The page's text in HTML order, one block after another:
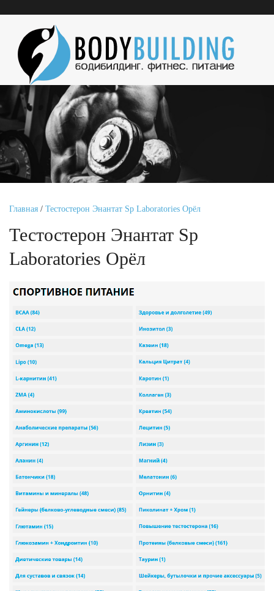
Главная / Тестостерон Энантат Sp Laboratories Орёл
Тестостерон Энантат Sp
Laboratories Орёл